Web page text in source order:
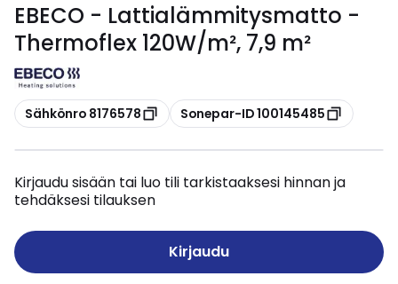
EBECO - Lattialämmitysmatto -
Thermoflex 120W/m², 7,9 m²
Kopioi
Sähkönro 8176578 Kopioi
Sonepar-ID 100145485
Kirjaudu sisään tai luo tili tarkistaaksesi hinnan ja
tehdäksesi tilauksen
Kirjaudu